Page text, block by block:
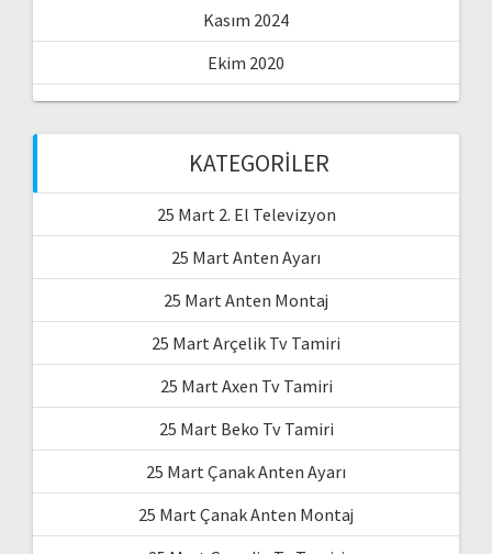
Kasım 2024
Ekim 2020
KATEGORILER
25 Mart 2. El Televizyon
25 Mart Anten Ayarı
25 Mart Anten Montaj
25 Mart Arçelik Tv Tamiri
25 Mart Axen Tv Tamiri
25 Mart Beko Tv Tamiri
25 Mart Çanak Anten Ayarı
25 Mart Çanak Anten Montaj